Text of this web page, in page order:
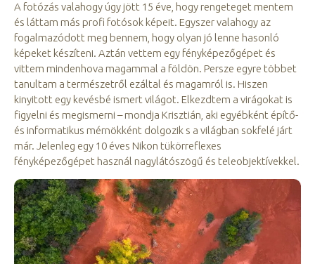
A fotózás valahogy úgy jött 15 éve, hogy rengeteget mentem
és láttam más profi fotósok képeit. Egyszer valahogy az
fogalmazódott meg bennem, hogy olyan jó lenne hasonló
képeket készíteni. Aztán vettem egy fényképezőgépet és
vittem mindenhova magammal a földön. Persze egyre többet
tanultam a természetről ezáltal és magamról is. Hiszen
kinyitott egy kevésbé ismert világot. Elkezdtem a virágokat is
figyelni és megismerni – mondja Krisztián, aki egyébként építő-
és informatikus mérnökként dolgozik s a világban sokfelé járt
már. Jelenleg egy 10 éves Nikon tükörreflexes
fényképezőgépet használ nagylátószögű és teleobjektívekkel.